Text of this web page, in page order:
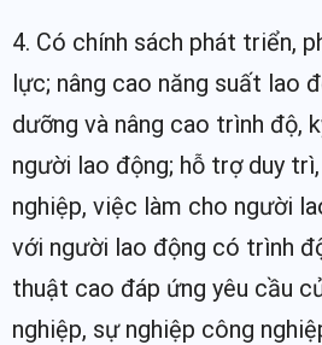
4. Có chính sách phát triển,
lực; nâng cao năng suất lao
dưỡng và nâng cao trình độ,
người lao động; hỗ trợ duy
nghiệp, việc làm cho người
với người lao động có trình
thuật cao đáp ứng yêu cầu
nghiệp, sự nghiệp công